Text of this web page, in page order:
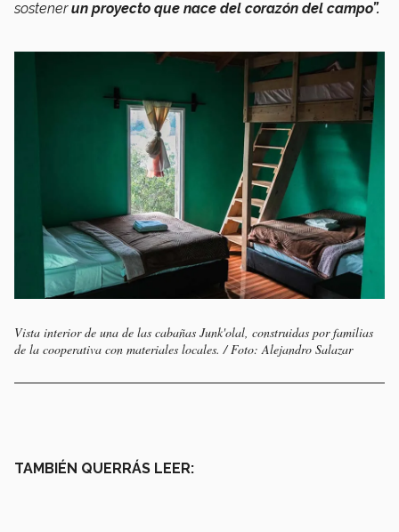
sostenerun proyecto que nace del corazón del campo”.
Vista interior de una de las cabañas Junk'olal, construidas por familias
de la cooperativa con materiales locales. / Foto: Alejandro Salazar
TAMBIÉN QUERRÁS LEER: